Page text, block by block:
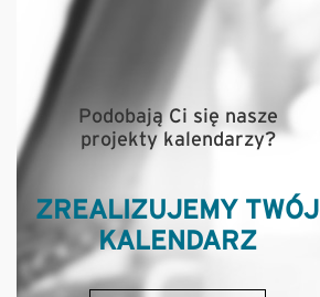
Podobają Ci się nasze
projekty kalendarzy?
ZREALIZUJEMY TWÓJ
KALENDARZ